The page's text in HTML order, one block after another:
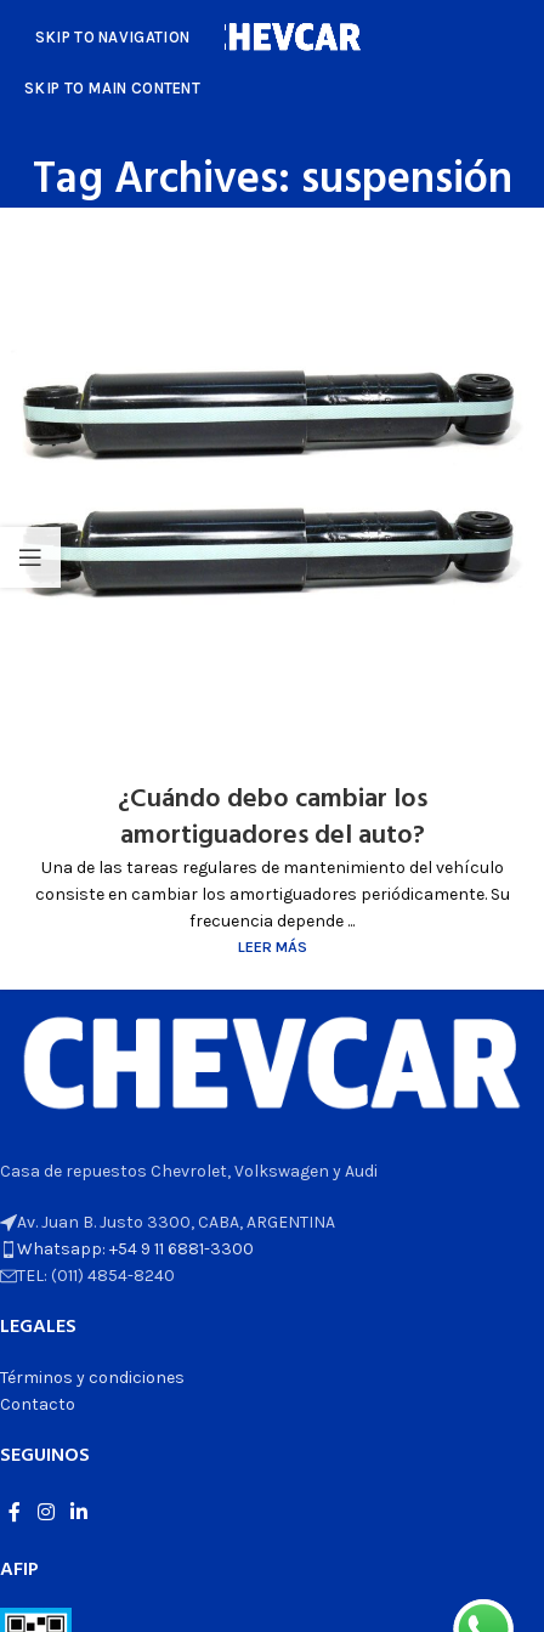
SKIP TO NAVIGATION
SKIP TO MAIN CONTENT
Tag Archives: suspensión
¿Cuándo debo cambiar los
amortiguadores del auto?
Una de las tareas regulares de mantenimiento del vehículo
consiste en cambiar los amortiguadores periódicamente. Su
frecuencia depende ...
LEER MÁS
Casa de repuestos Chevrolet, Volkswagen y Audi
Av. Juan B. Justo 3300, CABA, ARGENTINA
Whatsapp: +54 9 11 6881-3300
TEL: (011) 4854-8240
LEGALES
Términos y condiciones
Contacto
SEGUINOS
AFIP